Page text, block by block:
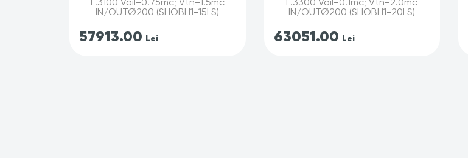
57913.00 Lei 63051.00 Lei